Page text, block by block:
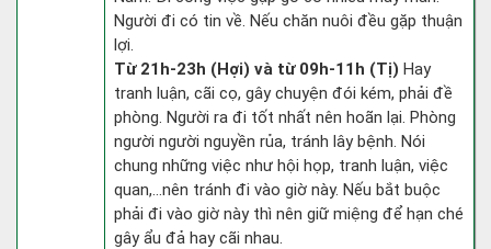
Người đi có tin về. Nếu chăn nuôi đều gặp thuận
lợi.
Từ 21h-23h (Hợi) và từ 09h-11h (Tị) Hay
tranh luận, cãi cọ, gây chuyện đói kém, phải đề
phòng. Người ra đi tốt nhất nên hoãn lại. Phòng
người người nguyền rủa, tránh lây bệnh. Nói
chung những việc như hội họp, tranh luận, việc
quan,…nên tránh đi vào giờ này. Nếu bắt buộc
phải đi vào giờ này thì nên giữ miệng để hạn ché
gây ẩu đả hay cãi nhau.